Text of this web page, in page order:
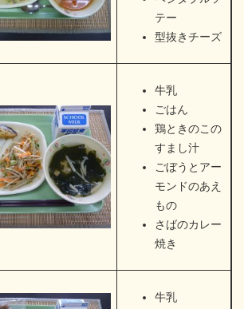
テー
型抜きチーズ
牛乳
ごはん
鶏ときのこの
すまし汁
ごぼうとアー
モンドのあえ
もの
さばのカレー
焼き
牛乳